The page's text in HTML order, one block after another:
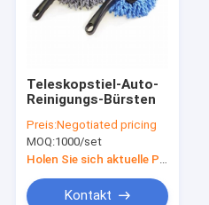
Teleskopstiel-Auto-
Reinigungs-Bürsten
Preis:Negotiated pricing
MOQ:1000/set
Kontakt